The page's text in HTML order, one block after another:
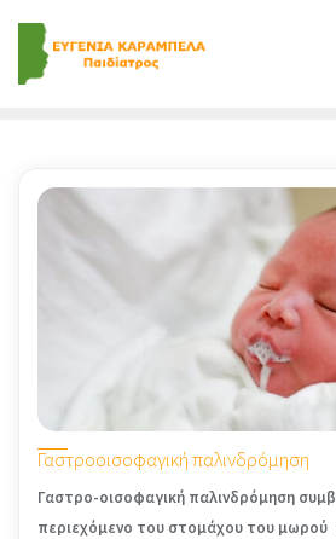
content
Γαστροοισοφαγική παλινδρόμηση
Γαστρο-οισοφαγική παλινδρόμηση
περιεχόμενο του στομάχου του μωρού